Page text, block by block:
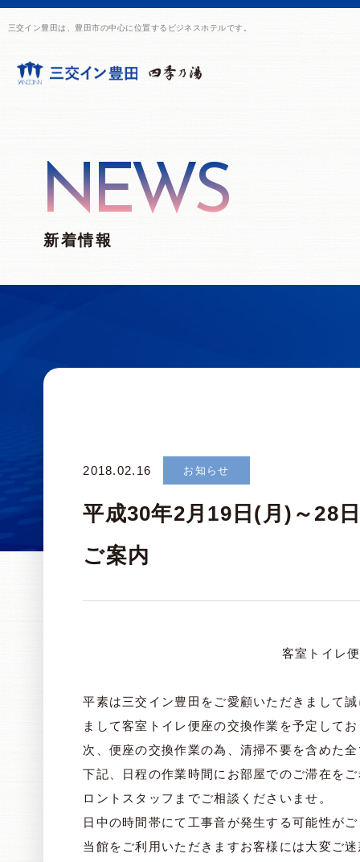
三交イン豊田は、豊田市の中心に位置するビジネスホテルです。
NEWS
新着情報
2018.02.16 お知らせ
平成30年2月19日(月)～28
ご案内
客室トイレ
平素は三交イン豊田をご愛顧いただきまして
まして客室トイレ便座の交換作業を予定して
次、便座の交換作業の為、清掃不要を含めた
下記、日程の作業時間にお部屋でのご滞在を
ロントスタッフまでご相談くださいませ。
日中の時間帯にて工事音が発生する可能性が
当館をご利用いただきますお客様には大変ご